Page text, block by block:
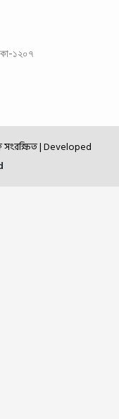
১২০৭
সংরক্ষিত| Developed